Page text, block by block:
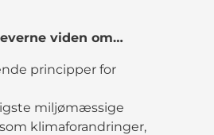
viden om…
principper for
miljømæssige
klimaforandringer,